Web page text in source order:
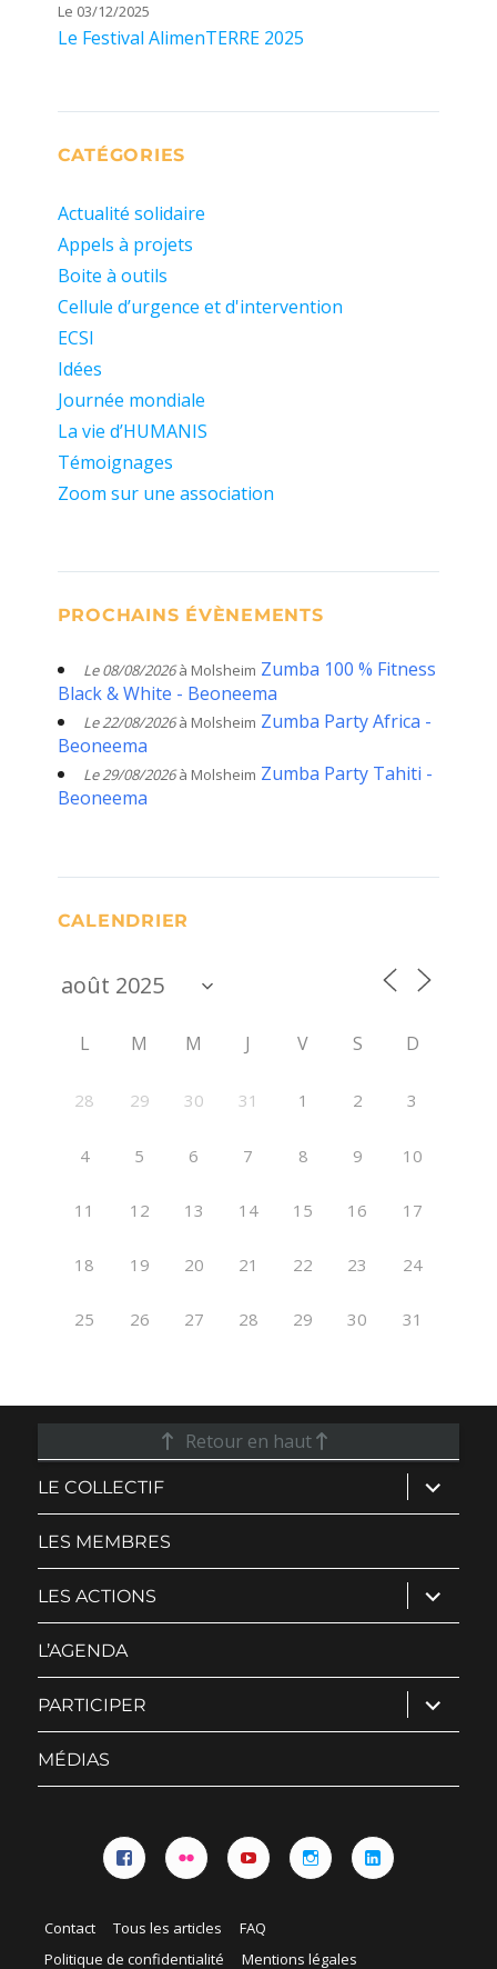
Le 03/12/2025
Le Festival AlimenTERRE 2025
CATÉGORIES
Actualité solidaire
Appels à projets
Boite à outils
Cellule d’urgence et d'intervention
ECSI
Idées
Journée mondiale
La vie d’HUMANIS
Témoignages
Zoom sur une association
PROCHAINS ÉVÈNEMENTS
Le 08/08/2026à Molsheim Zumba 100 % Fitness
Black & White - Beoneema
Le 22/08/2026à Molsheim Zumba Party Africa -
Beoneema
Le 29/08/2026à Molsheim Zumba Party Tahiti -
Beoneema
CALENDRIER
L M M J V S D
28 29 30 31 1 2 3
4 5 6 7 8 9 10
11 12 13 14 15 16 17
18 19 20 21 22 23 24
25 26 27 28 29 30 31
Retour en haut
LE COLLECTIF ouvrir
le
sous-
LES MEMBRES
LES ACTIONS ouvrir
le
sous-
L’AGENDA
PARTICIPER ouvrir
le
sous-
MÉDIAS
Contact Tous les articles
FAQ
Politique de confidentialité
Mentions légales